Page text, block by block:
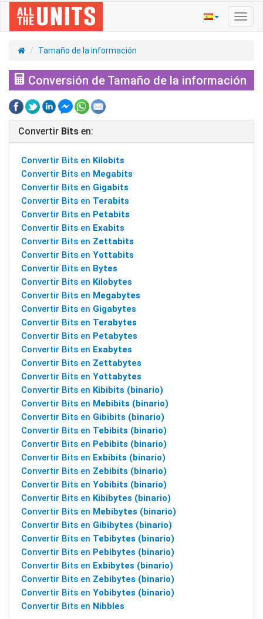
Tamaño de la información
Conversión de Tamaño de la información
Convertir Bits en:
Convertir Bits en Kilobits
Convertir Bits en Megabits
Convertir Bits en Gigabits
Convertir Bits en Terabits
Convertir Bits en Petabits
Convertir Bits en Exabits
Convertir Bits en Zettabits
Convertir Bits en Yottabits
Convertir Bits en Bytes
Convertir Bits en Kilobytes
Convertir Bits en Megabytes
Convertir Bits en Gigabytes
Convertir Bits en Terabytes
Convertir Bits en Petabytes
Convertir Bits en Exabytes
Convertir Bits en Zettabytes
Convertir Bits en Yottabytes
Convertir Bits en Kibibits (binario)
Convertir Bits en Mebibits (binario)
Convertir Bits en Gibibits (binario)
Convertir Bits en Tebibits (binario)
Convertir Bits en Pebibits (binario)
Convertir Bits en Exbibits (binario)
Convertir Bits en Zebibits (binario)
Convertir Bits en Yobibits (binario)
Convertir Bits en Kibibytes (binario)
Convertir Bits en Mebibytes (binario)
Convertir Bits en Gibibytes (binario)
Convertir Bits en Tebibytes (binario)
Convertir Bits en Pebibytes (binario)
Convertir Bits en Exbibytes (binario)
Convertir Bits en Zebibytes (binario)
Convertir Bits en Yobibytes (binario)
Convertir Bits en Nibbles